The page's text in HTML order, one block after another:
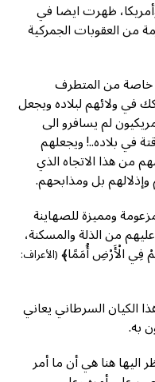
ظهرت ايضا في
الجمعة (٢٣/٨/٢٠١٩) بحزمة من العقوبات الجمركية
خاصة من المتطرف
في ولائهم لبلاده ويجعل
لم يسافرو الى
في بلاده..! ويجعلهم
من هذا الاتجاه الذي
بل ومذابحهم.
ومميزة للصهاينة
من الذلة والمسكنة،
فِي الْأَرْضِ أُمَمًا﴾(الأعراف:
الكيان السرطاني يعاني
به.
اليها هنا هي أن ما أمر